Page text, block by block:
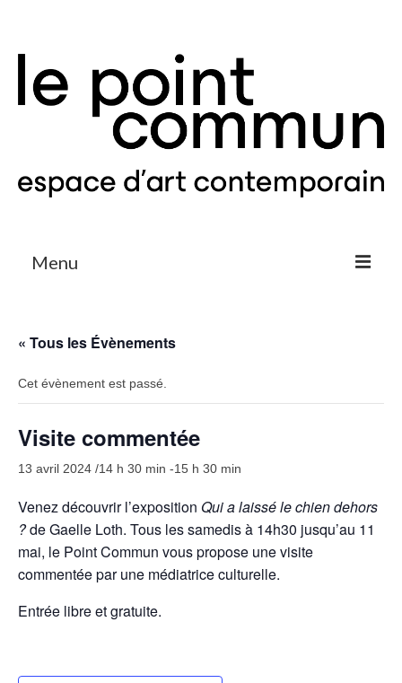
Menu
Agenda
Le Point Commun
EN
« Tous les Évènements
Cet évènement est passé.
Visite commentée
13 avril 2024 /14 h 30 min -15 h 30 min
Venez découvrir l’exposition Qui a laissé le chien dehors
?de Gaelle Loth. Tous les samedis à 14h30 jusqu’au 11
mai, le Point Commun vous propose une visite
commentée par une médiatrice culturelle.
Entrée libre et gratuite.